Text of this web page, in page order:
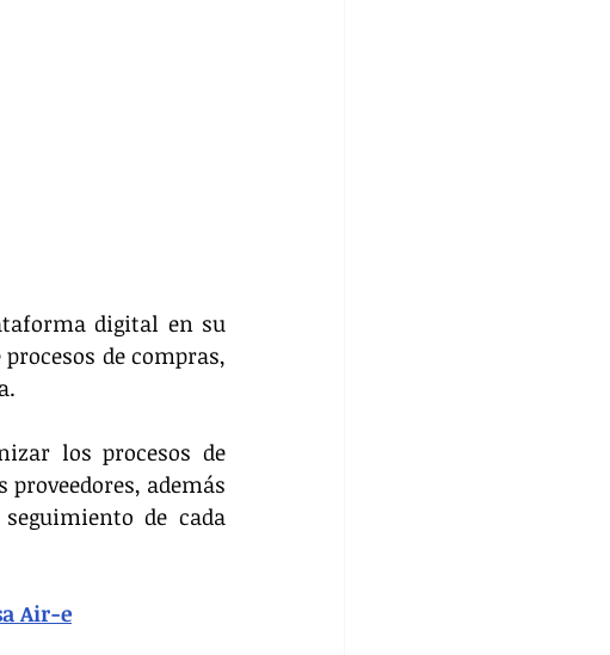
digital en su
de compras,
los procesos de
además
de cada
Air-e